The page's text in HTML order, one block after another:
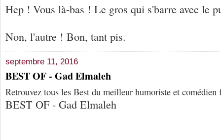
Hep ! Vous là-bas ! Le gros qui s'barre avec le
Non, l'autre ! Bon, tant pis.
septembre 11, 2016
BEST OF - Gad Elmaleh
Retrouvez tous les Best du meilleur humoriste et
BEST OF - Gad Elmaleh